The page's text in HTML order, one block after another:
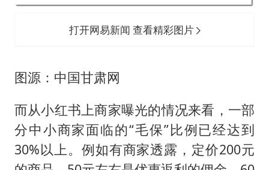
打开网易新闻 查看精彩图片
图源：中国甘肃网
而从小红书上商家曝光的情况来看，一部
分中小商家面临的“毛保”比例已经达到
30%以上。例如有商家透露，定价200元